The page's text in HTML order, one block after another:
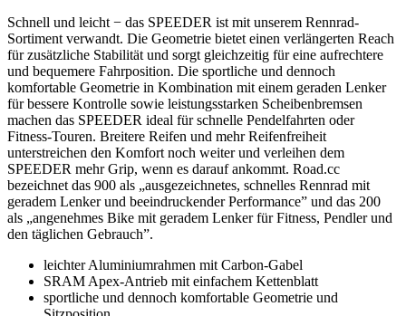
Schnell und leicht − das SPEEDER ist mit unserem Rennrad-
Sortiment verwandt. Die Geometrie bietet einen verlängerten Reach
für zusätzliche Stabilität und sorgt gleichzeitig für eine aufrechtere
und bequemere Fahrposition. Die sportliche und dennoch
komfortable Geometrie in Kombination mit einem geraden Lenker
für bessere Kontrolle sowie leistungsstarken Scheibenbremsen
machen das SPEEDER ideal für schnelle Pendelfahrten oder
Fitness-Touren. Breitere Reifen und mehr Reifenfreiheit
unterstreichen den Komfort noch weiter und verleihen dem
SPEEDER mehr Grip, wenn es darauf ankommt. Road.cc
bezeichnet das 900 als „ausgezeichnetes, schnelles Rennrad mit
geradem Lenker und beeindruckender Performance” und das 200
als „angenehmes Bike mit geradem Lenker für Fitness, Pendler und
den täglichen Gebrauch”.
leichter Aluminiumrahmen mit Carbon-Gabel
SRAM Apex-Antrieb mit einfachem Kettenblatt
sportliche und dennoch komfortable Geometrie und